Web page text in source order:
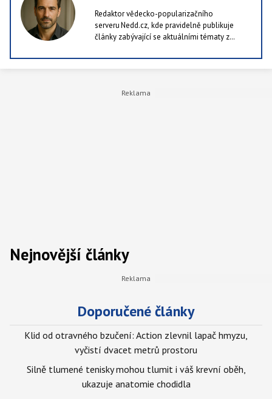
Redaktor vědecko-popularizačního
serveru Nedd.cz, kde pravidelně publikuje
články zabývající se aktuálními tématy z
zdraví. Rád kombinuje dostupné výzkumy a
studie se srozumitelným podáním, protože je
lidí v republice. Ve volných chvílích rád chodí
Nejnovější články
Doporučené články
Klid od otravného bzučení: Action zlevnil lapač hmyzu,
vyčistí dvacet metrů prostoru
Silně tlumené tenisky mohou tlumit i váš krevní oběh,
ukazuje anatomie chodidla